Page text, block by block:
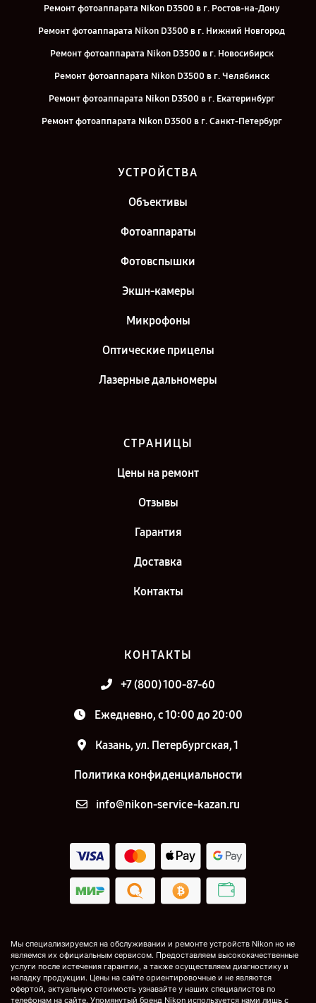
Ремонт фотоаппарата Nikon D3500 в г. Ростов-на-Дону
Ремонт фотоаппарата Nikon D3500 в г. Нижний Новгород
Ремонт фотоаппарата Nikon D3500 в г. Новосибирск
Ремонт фотоаппарата Nikon D3500 в г. Челябинск
Ремонт фотоаппарата Nikon D3500 в г. Екатеринбург
Ремонт фотоаппарата Nikon D3500 в г. Санкт-Петербург
УСТРОЙСТВА
Объективы
Фотоаппараты
Фотовспышки
Экшн-камеры
Микрофоны
Оптические прицелы
Лазерные дальномеры
СТРАНИЦЫ
Цены на ремонт
Отзывы
Гарантия
Доставка
Контакты
КОНТАКТЫ
+7 (800) 100-87-60
Ежедневно, с 10:00 до 20:00
Казань, ул. Петербургская, 1
Политика конфиденциальности
info@nikon-service-kazan.ru
Мы специализируемся на обслуживании и ремонте устройств Nikon но не
являемся их официальным сервисом. Предоставляем высококачественные
услуги после истечения гарантии, а также осуществляем диагностику и
наладку продукции. Цены на сайте ориентировочные и не являются
офертой, актуальную стоимость узнавайте у наших специалистов по
телефонам на сайте. Упомянутый бренд Nikon используется нами лишь с